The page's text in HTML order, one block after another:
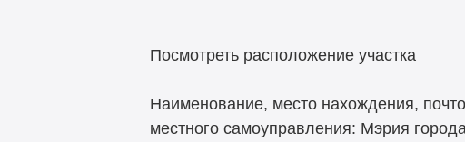
Посмотреть расположение участка
Наименование, место нахождения,
местного самоуправления: Мэрия